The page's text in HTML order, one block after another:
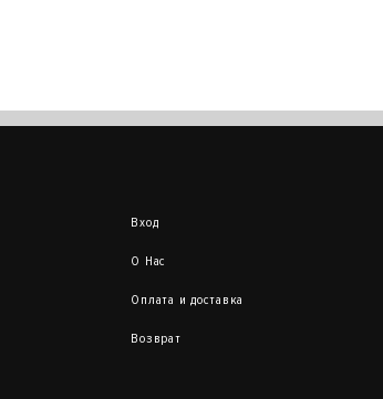
Вход
О Нас
Оплата и доставка
Возврат